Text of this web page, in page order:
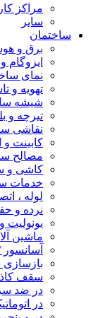
مراکز کاریابی
سایر
ساختمان
برق و
ایزوگام و
نمای ساختمان
تهویه و
شیشه
تیرچه و بلوک
نقاشی
کابینت و ام
مصالح
کاشی و
خدمات
لوله ،
نرده و حفاظ
یونولیت و فوم
ماشین آلات و
آسانسور /پله
بازسازی
سقف کاذب /
در ضد سرقت
در اتوماتیک /